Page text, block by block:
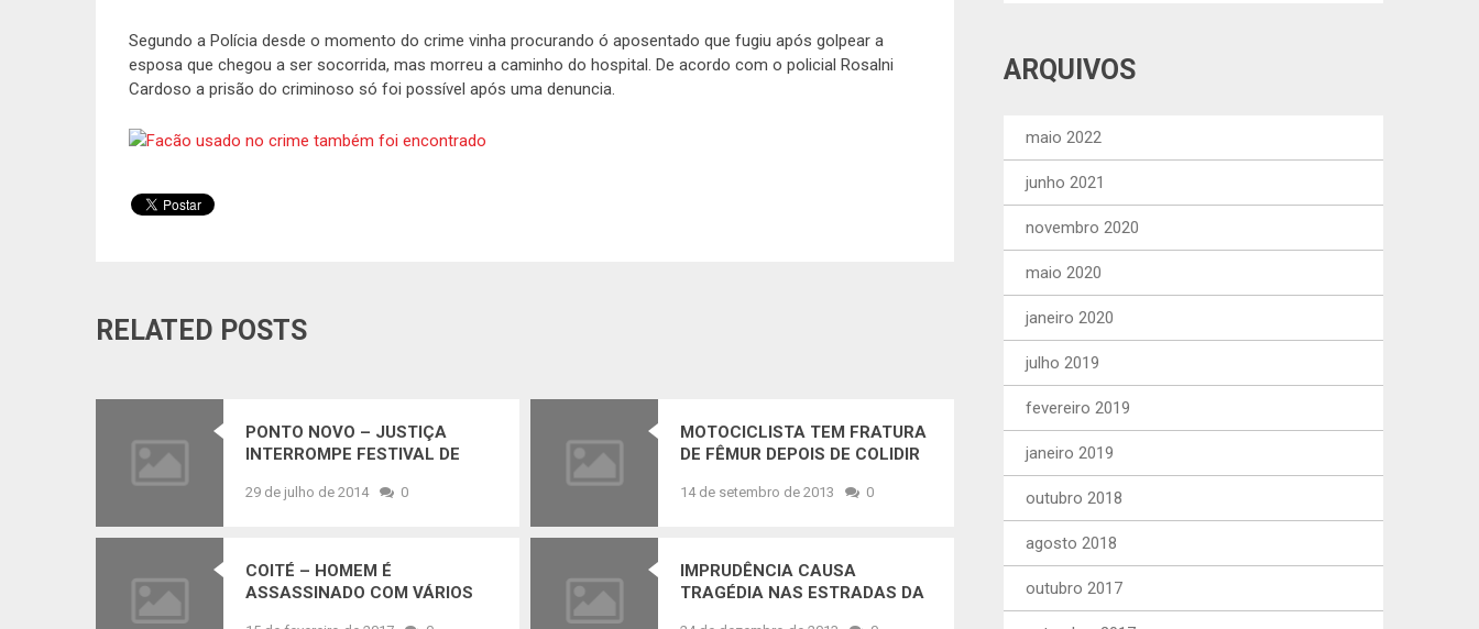
Segundo a Polícia desde o momento do crime vinha procurando ó aposentado que fugiu após golpear a
esposa que chegou a ser socorrida, mas morreu a caminho do hospital. De acordo com o policial Rosalni
Cardoso a prisão do criminoso só foi possível após uma denuncia.
RELATED POSTS
PONTO NOVO – JUSTIÇA
INTERROMPE FESTIVAL DE
REVOLTADOS VIRAM OS
29 de julho de 2014 0
MOTOCICLISTA TEM FRATURA
DE FÊMUR DEPOIS DE COLIDIR
SERROTE
14 de setembro de 2013 0
COITÉ – HOMEM É
ASSASSINADO COM VÁRIOS
IMPRUDÊNCIA CAUSA
TRAGÉDIA NAS ESTRADAS DA
ARQUIVOS
maio 2022
junho 2021
novembro 2020
maio 2020
janeiro 2020
julho 2019
fevereiro 2019
janeiro 2019
outubro 2018
agosto 2018
outubro 2017